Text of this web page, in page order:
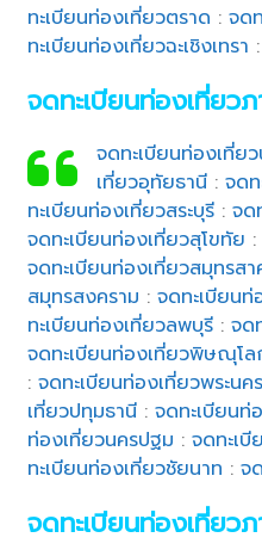
ทะเบียนท่องเที่ยวตราด :จด
ทะเบียนท่องเที่ยวฉะเชิงเทรา
จดทะเบียนท่องเที่ยว
จดทะเบียนท่องเที่ย
เที่ยวอุทัยธานี: จด
ทะเบียนท่องเที่ยวสระบุรี :จด
จดทะเบียนท่องเที่ยวสุโขทัย
จดทะเบียนท่องเที่ยวสมุทรสา
สมุทรสงคราม :จดทะเบียนท่
ทะเบียนท่องเที่ยวลพบุรี :จด
จดทะเบียนท่องเที่ยวพิษณุโล
:จดทะเบียนท่องเที่ยวพระนค
เที่ยวปทุมธานี :จดทะเบียนท่
ท่องเที่ยวนครปฐม :จดทะเ
ทะเบียนท่องเที่ยวชัยนาท :จ
จดทะเบียนท่องเที่ยว